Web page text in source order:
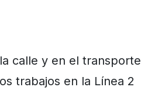
calle y en el transporte
trabajos en la Línea 2